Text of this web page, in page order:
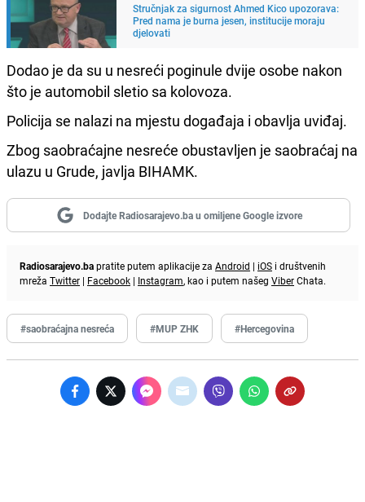
Stručnjak za sigurnost Ahmed Kico upozorava:
Pred nama je burna jesen, institucije moraju
djelovati
Dodao je da su u nesreći poginule dvije osobe nakon
što je automobil sletio sa kolovoza.
Policija se nalazi na mjestu događaja i obavlja uviđaj.
Zbog saobraćajne nesreće obustavljen je saobraćaj na
ulazu u Grude, javlja BIHAMK.
Dodajte Radiosarajevo.ba u omiljene Google izvore
Radiosarajevo.bapratite putem aplikacije za Android | iOS i društvenih
mreža Twitter | Facebook | Instagram, kao i putem našeg ViberChata.
#saobraćajna nesreća #MUP ZHK #Hercegovina